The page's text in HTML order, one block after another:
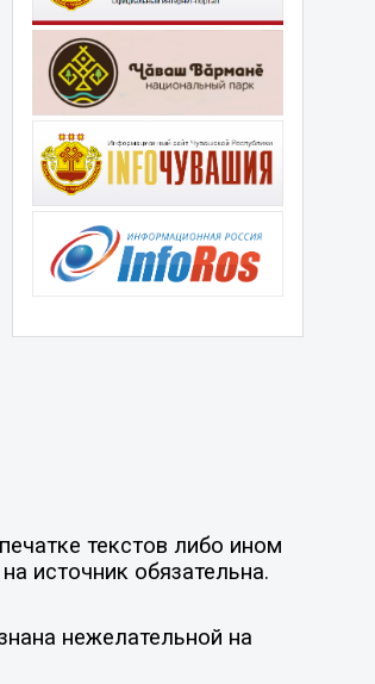
текстов либо ином
источник обязательна.
нежелательной на